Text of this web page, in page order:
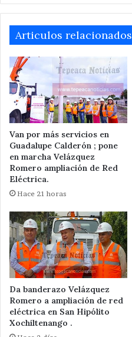
Armenta
Articulos relacionados
Van por más servicios en
Guadalupe Calderón ; pone
en marcha Velázquez
Romero ampliación de Red
Eléctrica.
Hace 21 horas
Da banderazo Velázquez
Romero a ampliación de red
eléctrica en San Hipólito
Xochiltenango .